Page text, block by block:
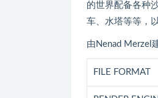
的世界配备各种
车、水塔等等，
由Nenad Merzel
FILE FORMAT